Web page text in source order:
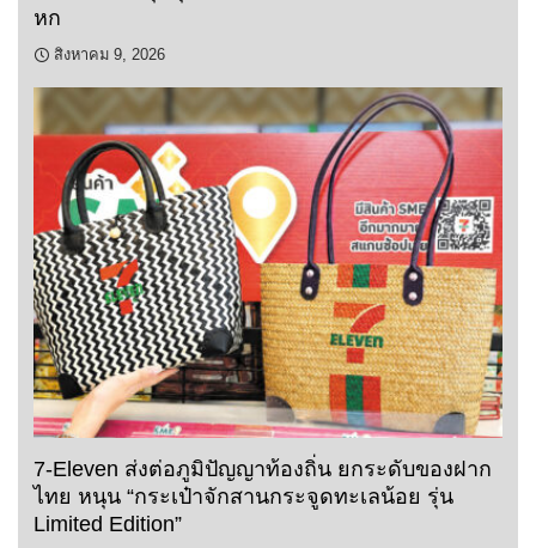
หก
สิงหาคม 9, 2026
7-Eleven ส่งต่อภูมิปัญญาท้องถิ่น ยกระดับของฝาก
ไทย หนุน “กระเป๋าจักสานกระจูดทะเลน้อย รุ่น
Limited Edition”